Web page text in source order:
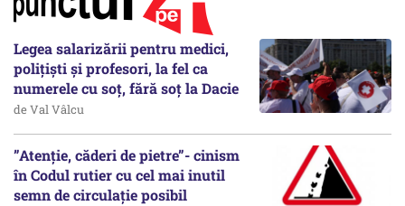
Legea salarizării pentru medici,
polițiști și profesori, la fel ca
numerele cu soț, fără soț la Dacie
de Val Vâlcu
”Atenție, căderi de pietre”- cinism
în Codul rutier cu cel mai inutil
semn de circulație posibil